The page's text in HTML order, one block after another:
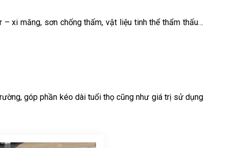
xi măng, sơn chống thấm, vật liệu tinh thể thẩm thấu…
góp phần kéo dài tuổi thọ cũng như giá trị sử dụng